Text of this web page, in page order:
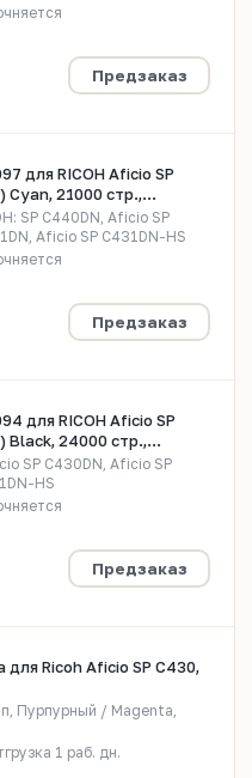
Предзаказ
для RICOH Aficio SP
Cyan, 21000 стр.,
SP C440DN, Aficio SP
Aficio SP C431DN-HS
Предзаказ
для RICOH Aficio SP
Black, 24000 стр.,
SP C430DN, Aficio SP
HS
Предзаказ
для Ricoh Aficio SP C430,
Пурпурный / Magenta,
1 раб. дн.